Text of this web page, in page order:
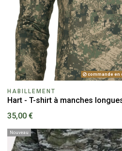
commande en
HABILLEMENT
Hart - T-shirt à manches
35,00 €
Nouveau